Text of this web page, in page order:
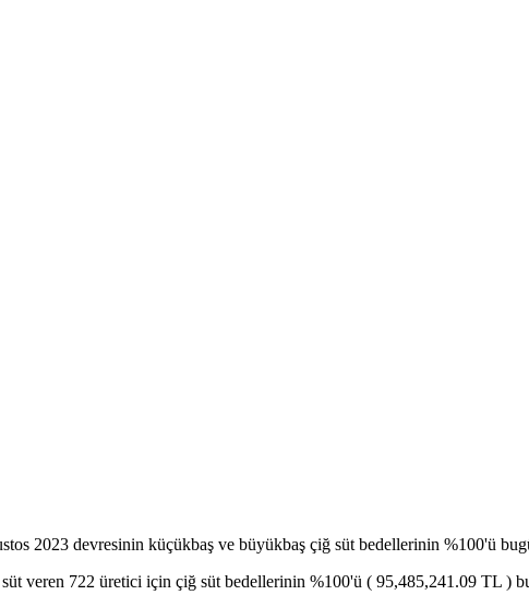
2023 devresinin küçükbaş ve büyükbaş çiğ süt bedellerinin %100'ü
veren 722 üretici için çiğ süt bedellerinin %100'ü ( 95,485,241.09 TL )